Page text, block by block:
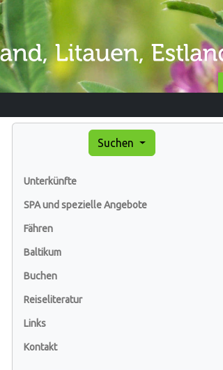
Suchen
Unterkünfte
SPA und spezielle Angebote
Fähren
Baltikum
Buchen
Reiseliteratur
Links
Kontakt